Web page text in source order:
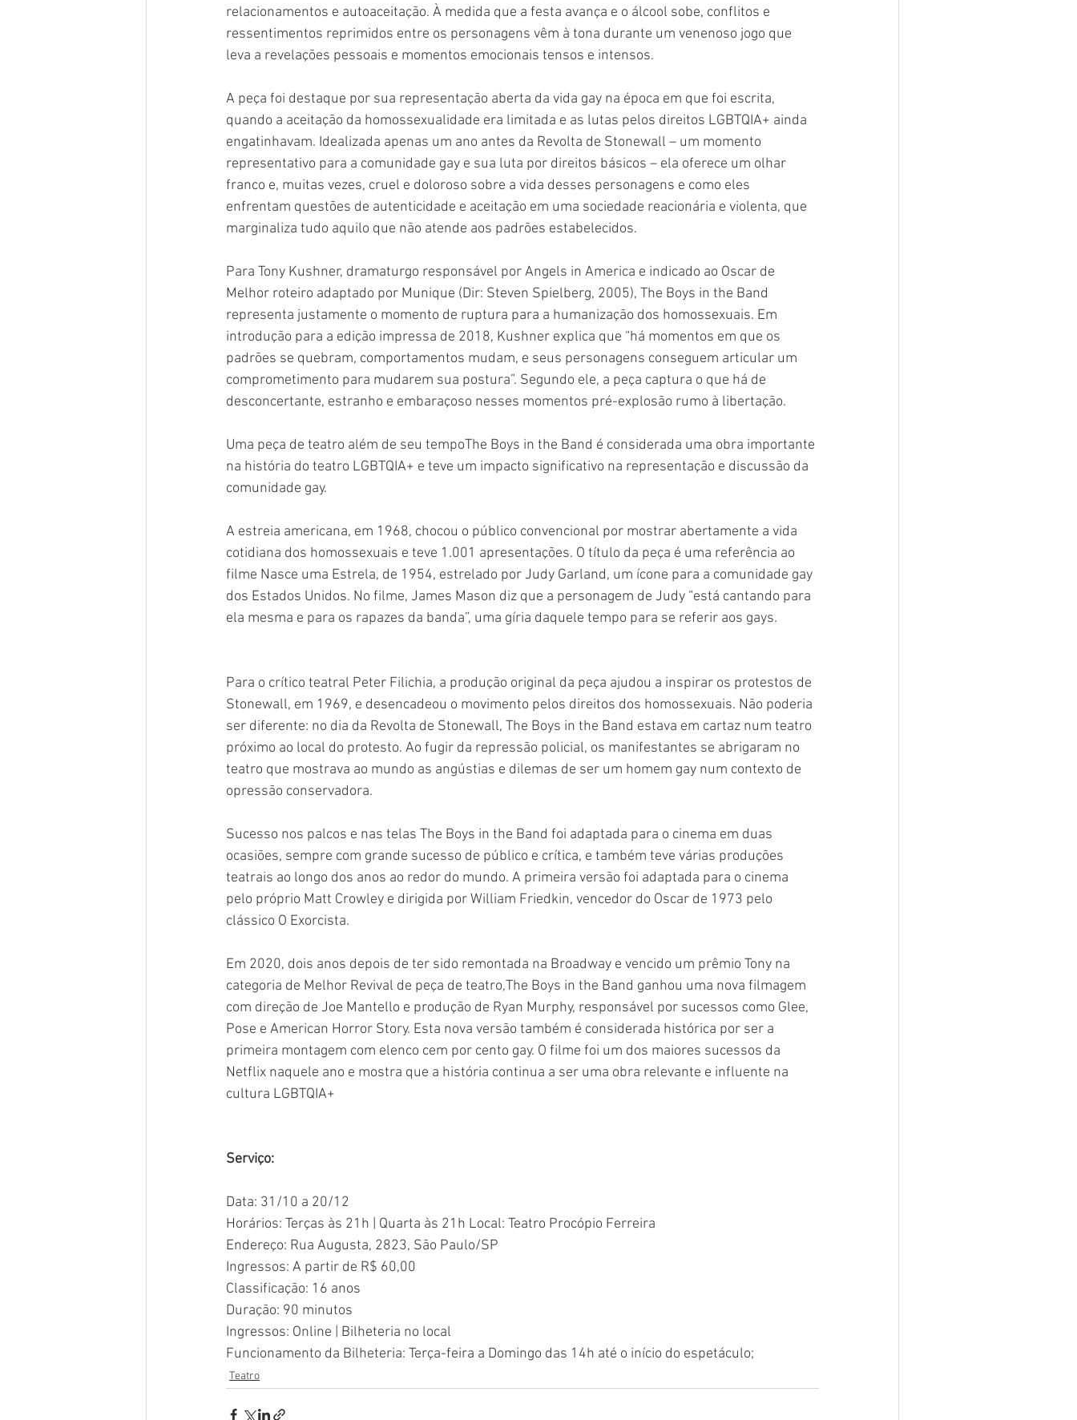
relacionamentos e autoaceitação. À medida que a festa avança e o álcool sobe, conflitos e
ressentimentos reprimidos entre os personagens vêm à tona durante um venenoso jogo que
leva a revelações pessoais e momentos emocionais tensos e intensos.
A peça foi destaque por sua representação aberta da vida gay na época em que foi escrita,
quando a aceitação da homossexualidade era limitada e as lutas pelos direitos LGBTQIA+ ainda
engatinhavam. Idealizada apenas um ano antes da Revolta de Stonewall – um momento
representativo para a comunidade gay e sua luta por direitos básicos – ela oferece um olhar
franco e, muitas vezes, cruel e doloroso sobre a vida desses personagens e como eles
enfrentam questões de autenticidade e aceitação em uma sociedade reacionária e violenta, que
marginaliza tudo aquilo que não atende aos padrões estabelecidos.
Para Tony Kushner, dramaturgo responsável por Angels in America e indicado ao Oscar de
Melhor roteiro adaptado por Munique (Dir: Steven Spielberg, 2005), The Boys in the Band
representa justamente o momento de ruptura para a humanização dos homossexuais. Em
introdução para a edição impressa de 2018, Kushner explica que “há momentos em que os
padrões se quebram, comportamentos mudam, e seus personagens conseguem articular um
comprometimento para mudarem sua postura”. Segundo ele, a peça captura o que há de
desconcertante, estranho e embaraçoso nesses momentos pré-explosão rumo à libertação.
Uma peça de teatro além de seu tempoThe Boys in the Band é considerada uma obra importante
na história do teatro LGBTQIA+ e teve um impacto significativo na representação e discussão da
comunidade gay.
A estreia americana, em 1968, chocou o público convencional por mostrar abertamente a vida
cotidiana dos homossexuais e teve 1.001 apresentações. O título da peça é uma referência ao
filme Nasce uma Estrela, de 1954, estrelado por Judy Garland, um ícone para a comunidade gay
dos Estados Unidos. No filme, James Mason diz que a personagem de Judy “está cantando para
ela mesma e para os rapazes da banda”, uma gíria daquele tempo para se referir aos gays.
Para o crítico teatral Peter Filichia, a produção original da peça ajudou a inspirar os protestos de
Stonewall, em 1969, e desencadeou o movimento pelos direitos dos homossexuais. Não poderia
ser diferente: no dia da Revolta de Stonewall, The Boys in the Band estava em cartaz num teatro
próximo ao local do protesto. Ao fugir da repressão policial, os manifestantes se abrigaram no
teatro que mostrava ao mundo as angústias e dilemas de ser um homem gay num contexto de
opressão conservadora.
Sucesso nos palcos e nas telas The Boys in the Band foi adaptada para o cinema em duas
ocasiões, sempre com grande sucesso de público e crítica, e também teve várias produções
teatrais ao longo dos anos ao redor do mundo. A primeira versão foi adaptada para o cinema
pelo próprio Matt Crowley e dirigida por William Friedkin, vencedor do Oscar de 1973 pelo
clássico O Exorcista.
Em 2020, dois anos depois de ter sido remontada na Broadway e vencido um prêmio Tony na
categoria de Melhor Revival de peça de teatro,The Boys in the Band ganhou uma nova filmagem
com direção de Joe Mantello e produção de Ryan Murphy, responsável por sucessos como Glee,
Pose e American Horror Story. Esta nova versão também é considerada histórica por ser a
primeira montagem com elenco cem por cento gay. O filme foi um dos maiores sucessos da
Netflix naquele ano e mostra que a história continua a ser uma obra relevante e influente na
cultura LGBTQIA+
Serviço:
Data: 31/10 a 20/12
Horários: Terças às 21h | Quarta às 21h Local: Teatro Procópio Ferreira
Endereço: Rua Augusta, 2823, São Paulo/SP
Ingressos: A partir de R$ 60,00
Classificação: 16 anos
Duração: 90 minutos
Ingressos: Online
| Bilheteria no local
Funcionamento da Bilheteria: Terça-feira a Domingo das 14h até o início do espetáculo;
Teatro